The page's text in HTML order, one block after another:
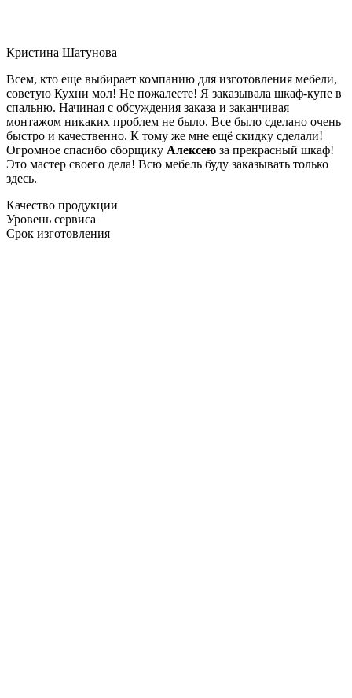
Кристина Шатунова
Всем, кто еще выбирает компанию для изготовления мебели,
советую Кухни мол! Не пожалеете! Я заказывала шкаф-купе в
спальню. Начиная с обсуждения заказа и заканчивая
монтажом никаких проблем не было. Все было сделано очень
быстро и качественно. К тому же мне ещё скидку сделали!
Огромное спасибо сборщику Алексею за прекрасный шкаф!
Это мастер своего дела! Всю мебель буду заказывать только
здесь.
Качество продукции
Уровень сервиса
Срок изготовления